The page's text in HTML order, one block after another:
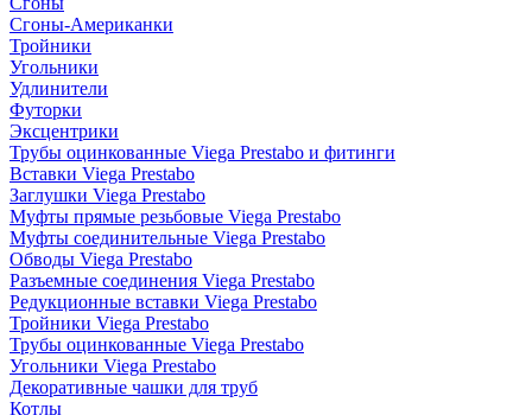
Сгоны-Американки
Тройники
Угольники
Удлинители
Футорки
Эксцентрики
Трубы оцинкованные Viega Prestabo и фитинги
Вставки Viega Prestabo
Заглушки Viega Prestabo
Муфты прямые резьбовые Viega Prestabo
Муфты соединительные Viega Prestabo
Обводы Viega Prestabo
Разъемные соединения Viega Prestabo
Редукционные вставки Viega Prestabo
Тройники Viega Prestabo
Трубы оцинкованные Viega Prestabo
Угольники Viega Prestabo
Декоративные чашки для труб
Котлы